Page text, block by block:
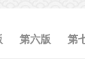
第六版 第